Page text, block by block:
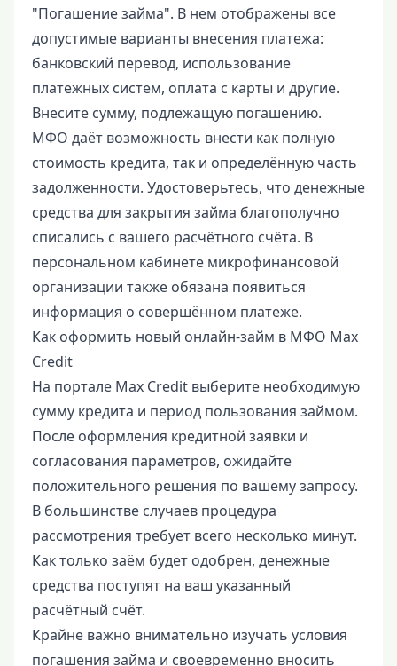
"Погашение займа". В нем отображены все
допустимые варианты внесения платежа:
банковский перевод, использование
платежных систем, оплата с карты и другие.
Внесите сумму, подлежащую погашению.
МФО даёт возможность внести как полную
стоимость кредита, так и определённую часть
задолженности. Удостоверьтесь, что денежные
средства для закрытия займа благополучно
списались с вашего расчётного счёта. В
персональном кабинете микрофинансовой
организации также обязана появиться
информация о совершённом платеже.
Как оформить новый онлайн-займ в МФО Max
Credit
На портале Max Credit выберите необходимую
сумму кредита и период пользования займом.
После оформления кредитной заявки и
согласования параметров, ожидайте
положительного решения по вашему запросу.
В большинстве случаев процедура
рассмотрения требует всего несколько минут.
Как только заём будет одобрен, денежные
средства поступят на ваш указанный
расчётный счёт.
Крайне важно внимательно изучать условия
погашения займа и своевременно вносить